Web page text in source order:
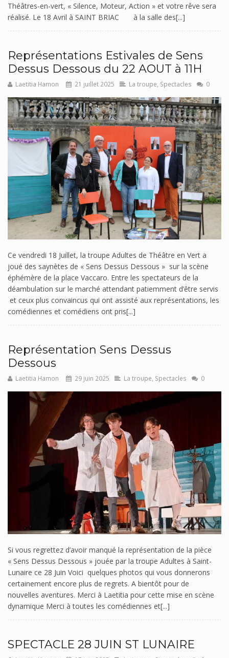
Théâtres-en-vert, « Silence, Moteur, Action » et votre rêve sera
réalisé. Le 18 Avril à SAINT BRIAC à la salle des[...]
Représentations Estivales de Sens
Dessus Dessous du 22 AOUT à 11H
Laetitia Hamon 21 juillet 2025 La troupe Spectacles 0
Ce vendredi 18 Juillet, la troupe Adultes de Théâtre en Vert a
joué des saynètes de « Sens Dessus Dessous » sur la scène
éphémère de la place Vaccaro. Entre les spectateurs de la
déambulation sur le marché attendant patiemment d’être servis
et ceux plus convaincus qui ont assisté aux représentations, les
comédiennes et comédiens ont pris[...]
Représentation Sens Dessus
Dessous
Laetitia Hamon 29 juin 2025 La troupe, Spectacles 0
Si vous regrettez d’avoir manqué la représentation de la pièce
« Sens Dessus Dessous » jouée par la troupe Adultes à Saint-
Lunaire ce 28 Juin Voici quelques photos qui vous donnerons
certainement encore plus de regrets. A bientôt pour de
nouvelles aventures. Merci à Laetitia pour cette mise en scène
dynamique Merci à toutes les comédiennes et[...]
SPECTACLE 28 JUIN ST LUNAIRE